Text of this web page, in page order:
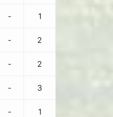
- 1
- 2
- 2
- 3
- 1